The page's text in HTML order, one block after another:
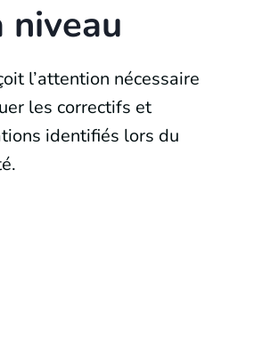
niveau
l’attention nécessaire
les correctifs et
identifiés lors du